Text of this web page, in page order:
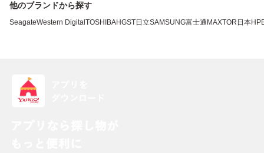
他のブランドから探す
SeagateWestern Digital TOSHIBAHGST日立SAMSUNG富士通 MAXTOR 日本HP